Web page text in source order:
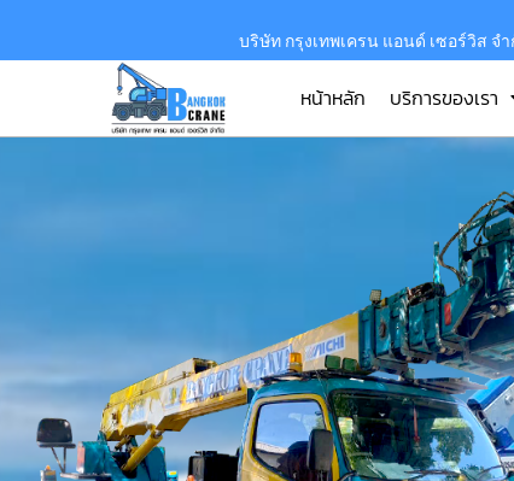
บริษัท กรุงเทพเครน แอนด์ เซอร์วิส จ
หน้าหลัก บริการของเรา